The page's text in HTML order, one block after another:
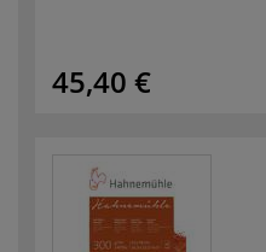
45,40 €